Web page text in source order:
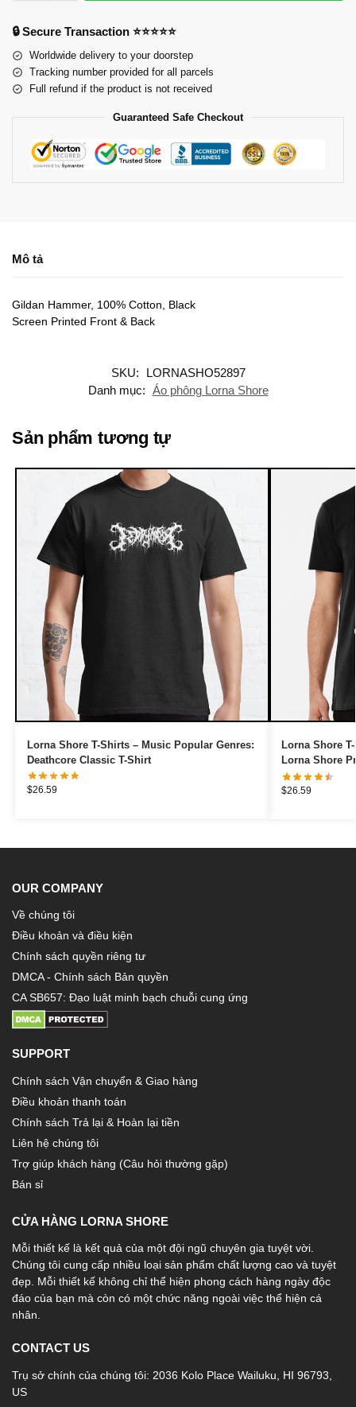
🔒 Secure Transaction ⭐⭐⭐⭐⭐
Worldwide delivery to your doorstep
Tracking number provided for all parcels
Full refund if the product is not received
Guaranteed Safe Checkout
Mô tả
Gildan Hammer, 100% Cotton, Black
Screen Printed Front & Back
SKU:
LORNASHO52897
Danh mục: Áo phông Lorna Shore
Sản phẩm tương tự
Lorna Shore T-Shirts – Music Popular Genres:
Deathcore Classic T-Shirt
$26.59
Lorna Shore
Lorna Shore
$26.59
OUR COMPANY
Về chúng tôi
Điều khoản và điều kiện
Chính sách quyền riêng tư
DMCA - Chính sách Bản quyền
CA SB657: Đạo luật minh bạch chuỗi cung ứng
SUPPORT
Chính sách Vận chuyển & Giao hàng
Điều khoản thanh toán
Chính sách Trả lại & Hoàn lại tiền
Liên hệ chúng tôi
Trợ giúp khách hàng (Câu hỏi thường gặp)
Bán sỉ
CỬA HÀNG LORNA SHORE
Mỗi thiết kế là kết quả của một đội ngũ chuyên gia tuyệt vời.
Chúng tôi cung cấp nhiều loại sản phẩm chất lượng cao và tuyệt
đẹp. Mỗi thiết kế không chỉ thể hiện phong cách hàng ngày độc
đáo của bạn mà còn có một chức năng ngoài việc thể hiện cá
nhân.
CONTACT US
Trụ sở chính của chúng tôi: 2036 Kolo Place Wailuku, HI 96793,
US